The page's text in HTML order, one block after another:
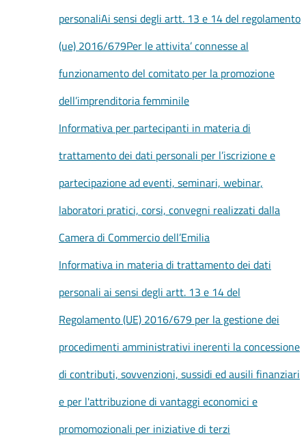
personaliAi sensi degli artt. 13 e 14 del regolamento
(ue) 2016/679Per le attivita’ connesse al
funzionamento del comitato per la promozione
dell’imprenditoria femminile
Informativa per partecipanti in materia di
trattamento dei dati personali per l’iscrizione e
partecipazione ad eventi, seminari, webinar,
laboratori pratici, corsi, convegni realizzati dalla
Camera di Commercio dell’Emilia
Informativa in materia di trattamento dei dati
personali ai sensi degli artt. 13 e 14 del
Regolamento (UE) 2016/679 per la gestione dei
procedimenti amministrativi inerenti la concessione
di contributi, sovvenzioni, sussidi ed ausili finanziari
e per l'attribuzione di vantaggi economici e
promomozionali per iniziative di terzi